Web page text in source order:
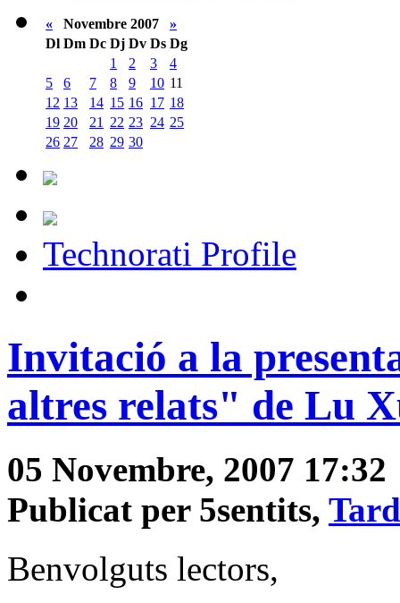
« Novembre 2007
»
Dl Dm Dc Dj Dv Ds Dg
1
2 3
4
5
6 7 8 9 10 11
12 13 14 15 16 17 18
19 20 21 22 23 24 25
26 27 28 29 30
Technorati Profile
Invitació a la
altres relats" de Lu
05 Novembre, 2007 17:32
Publicat per 5sentits,
Benvolguts lectors,